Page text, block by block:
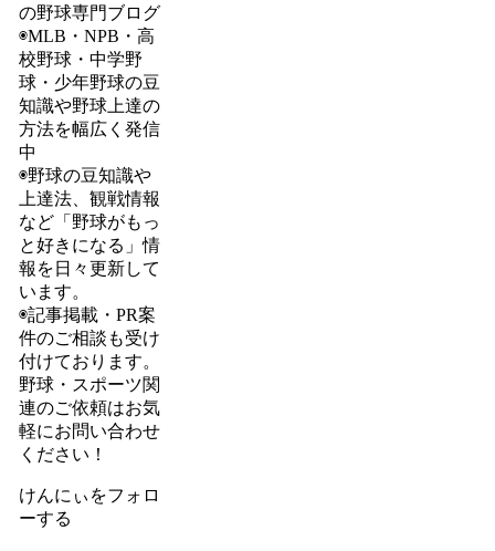
の野球専門ブログ
◉MLB・NPB・高
校野球・中学野
球・少年野球の豆
知識や野球上達の
方法を幅広く発信
中
◉野球の豆知識や
上達法、観戦情報
など「野球がもっ
と好きになる」情
報を日々更新して
います。
◉記事掲載・PR案
件のご相談も受け
付けております。
野球・スポーツ関
連のご依頼はお気
軽にお問い合わせ
ください！
けんにぃをフォロ
ーする